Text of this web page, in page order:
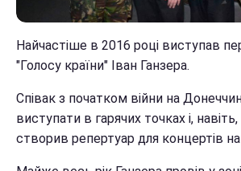
Найчастіше в 2016 році виступав
"Голосу країни" Іван Ганзера.
Співак з початком війни на
виступати в гарячих точках і,
створив репертуар для концертів